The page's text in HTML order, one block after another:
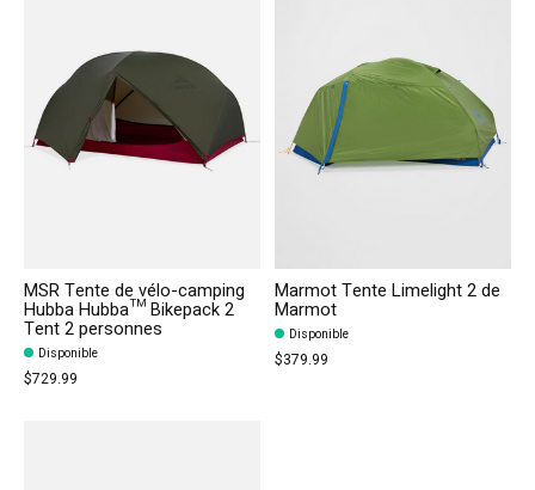
MSR Tente de vélo-camping
Hubba Hubba™ Bikepack 2
Tent 2 personnes
Disponible
$729.99
Marmot Tente Limelight 2 de
Marmot
Disponible
$379.99